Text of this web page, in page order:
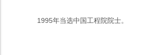
1995年当选中国工程院院士。